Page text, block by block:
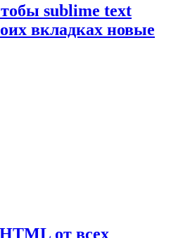
sublime text
вкладках новые
от всех